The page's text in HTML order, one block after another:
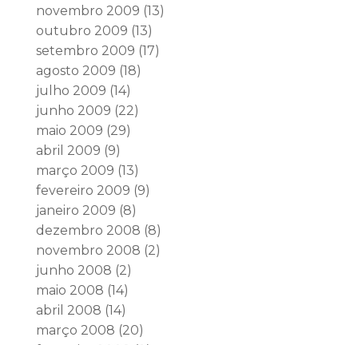
novembro 2009 (13)
outubro 2009 (13)
setembro 2009 (17)
agosto 2009 (18)
julho 2009 (14)
junho 2009 (22)
maio 2009 (29)
abril 2009 (9)
março 2009 (13)
fevereiro 2009 (9)
janeiro 2009 (8)
dezembro 2008 (8)
novembro 2008 (2)
junho 2008 (2)
maio 2008 (14)
abril 2008 (14)
março 2008 (20)